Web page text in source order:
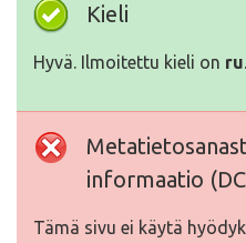
Kieli
Hyvä. Ilmoitettu kieli on ru.
informaatio
Tämä sivu ei käytä